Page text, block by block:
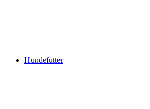
Hundefutter